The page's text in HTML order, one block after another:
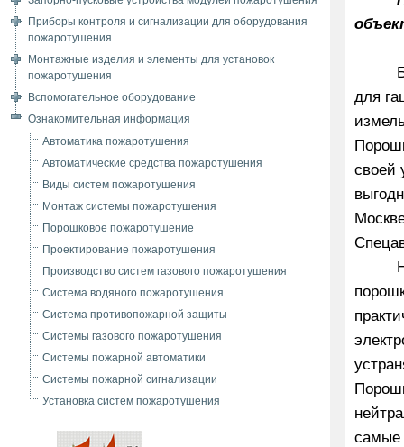
Приборы контроля и сигнализации для оборудования
пожаротушения
Монтажные изделия и элементы для установок
пожаротушения
Вспомогательное оборудование
Ознакомительная информация
Автоматика пожаротушения
Автоматические средства пожаротушения
Виды систем пожаротушения
Монтаж системы пожаротушения
Порошковое пожаротушение
Проектирование пожаротушения
Производство систем газового пожаротушения
Система водяного пожаротушения
Система противопожарной защиты
Системы газового пожаротушения
Системы пожарной автоматики
Системы пожарной сигнализации
Установка систем пожаротушения
для
своей
самые